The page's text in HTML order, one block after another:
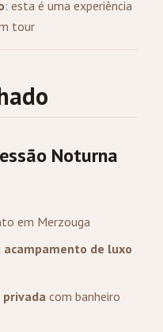
: esta é uma experiência
tour
Noturna
em Merzouga
acampamento de luxo
com banheiro